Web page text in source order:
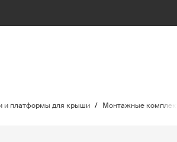
и платформы для крыши / Монтажные